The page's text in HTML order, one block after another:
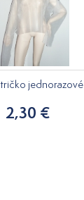
jednorazové
2,30 €